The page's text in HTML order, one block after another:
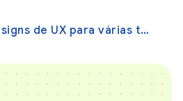
Inspire-se com designs de UX para várias telas →